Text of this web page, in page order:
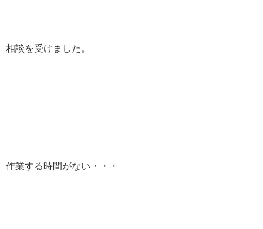
相談を受けました。
作業する時間がない・・・